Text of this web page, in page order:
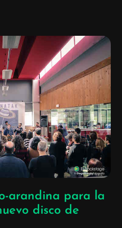
arandina para la
disco de